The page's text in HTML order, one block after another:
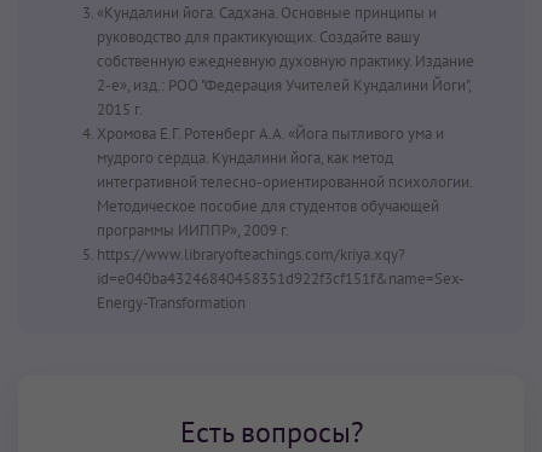
«Кундалини йога. Садхана. Основные принципы и
руководство для практикующих. Создайте вашу
собственную ежедневную духовную практику. Издание
2-е», изд.: РОО "Федерация Учителей Кундалини Йоги",
2015 г.
Хромова Е.Г. Ротенберг А.А. «Йога пытливого ума и
мудрого сердца. Кундалини йога, как метод
интегративной телесно-ориентированной психологии.
Методическое пособие для студентов обучающей
программы ИИППР», 2009 г.
https://www.libraryofteachings.com/kriya.xqy?
id=e040ba43246840458351d922f3cf151f&name=Sex-
Energy-Transformation
Есть вопросы?